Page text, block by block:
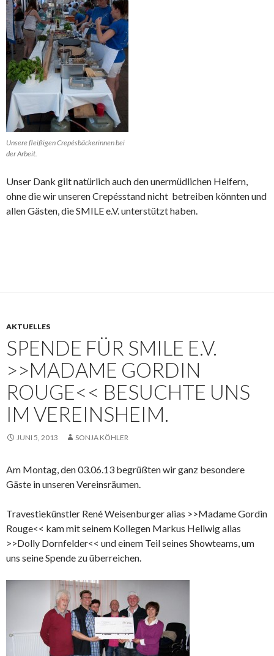
Unsere fleißigen Crepésbäckerinnen bei
der Arbeit.
Unser Dank gilt natürlich auch den unermüdlichen Helfern,
ohne die wir unseren Crepésstand nicht betreiben könnten und
allen Gästen, die SMILE e.V. unterstützt haben.
AKTUELLES
SPENDE FÜR SMILE E.V.
>>MADAME GORDIN
ROUGE<< BESUCHTE UNS
IM VEREINSHEIM.
JUNI 5, 2013 SONJA KÖHLER
Am Montag, den 03.06.13 begrüßten wir ganz besondere
Gäste in unseren Vereinsräumen.
Travestiekünstler René Weisenburger alias >>Madame Gordin
Rouge<< kam mit seinem Kollegen Markus Hellwig alias
>>Dolly Dornfelder<< und einem Teil seines Showteams, um
uns seine Spende zu überreichen.